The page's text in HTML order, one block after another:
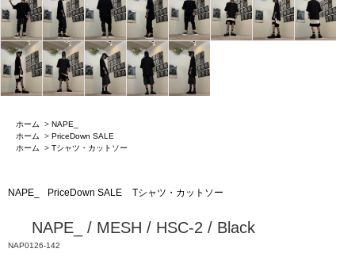
ホーム > NAPE_
ホーム
> PriceDown SALE
ホーム
> Tシャツ・カットソー
NAPE_ PriceDown SALE Tシャツ・カットソー
NAPE_ / MESH / HSC-2 / Black
NAP0126-142